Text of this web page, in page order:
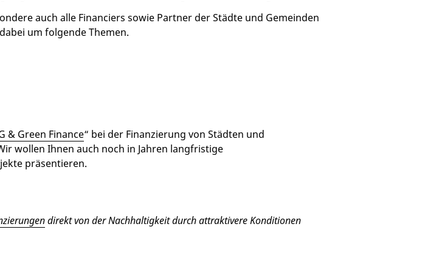
auch alle Financiers sowie Partner der Städte und Gemeinden
um folgende Themen.
& Green Finance“ bei der Finanzierung von Städten und
wollen Ihnen auch noch in Jahren langfristige
präsentieren.
direkt von der Nachhaltigkeit durch attraktivere Konditionen